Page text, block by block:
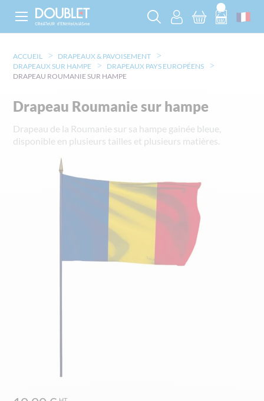
ACCUEIL
DRAPEAUX & PAVOISEMENT
DRAPEAUX SUR HAMPE
DRAPEAUX PAYS EUROPÉENS
DRAPEAU ROUMANIE SUR HAMPE
Drapeau Roumanie sur hampe
Drapeau de la Roumanie sur sa hampe gainée bleue,
disponible en plusieurs tailles et plusieurs matières.